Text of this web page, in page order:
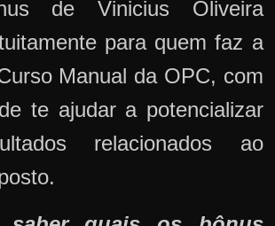
de Vinicius Oliveira
para quem faz a
Manual da OPC, com
te ajudar a potencializar
relacionados ao